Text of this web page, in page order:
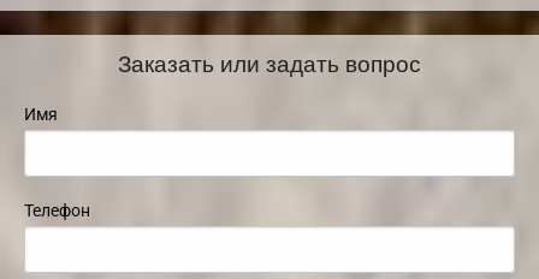
Заказать или задать вопрос
Имя
Телефон